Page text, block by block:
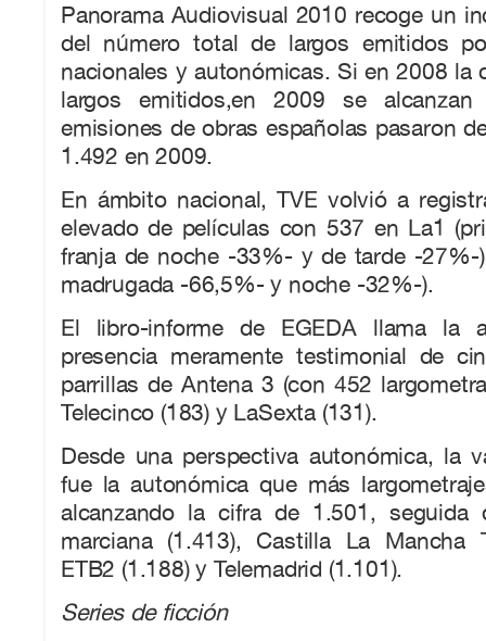
Panorama Audiovisual 2010 recoge un
del número total de largos emitidos
nacionales y autonómicas. Si en 2008 la
largos emitidos,en 2009 se
emisiones de obras españolas pasaron
1.492 en 2009.
En ámbito nacional, TVE volvió a
elevado de películas con 537 en La1
franja de noche -33%- y de tarde -27%-
madrugada -66,5%- y noche -32%-).
El libro-informe de EGEDA llama la
presencia meramente testimonial de
parrillas de Antena 3 (con 452
Telecinco (183) y LaSexta (131).
Desde una perspectiva autonómica, la
fue la autonómica que más
alcanzando la cifra de 1.501, seguida
marciana (1.413), Castilla La Mancha
ETB2 (1.188) y Telemadrid (1.101).
Series de ficción